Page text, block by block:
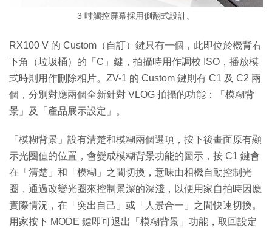
3 吋觸控屏幕採用側翻式設計。
RX100 V 的 Custom（自訂）鍵只有一個，此即位於機背右
下角（垃圾桶）的「C」鍵，拍攝時用作調校 ISO，播放模
式時則用作刪除相片。ZV-1 的 Custom 鍵則有 C1 及 C2 兩
個，分別對應兩個全新針對 VLOG 拍攝的功能：「模糊背
景」及「產品展示設定」。
「模糊背景」設有清楚和模糊兩個選項，按下後畫面原有顯
示光圈值的位置，會變成模糊背景功能的圖示，按 C1 鍵會
在「清楚」和「模糊」之間切換，意味由相機自動控制光
圈，通過改變光圈來控制景深的深淺，以便用家自拍時因應
實際情況，在「突出自己」或「人景合一」之間快速切換。
用家按下 MODE 鍵即可退出「模糊背景」功能，取回設定